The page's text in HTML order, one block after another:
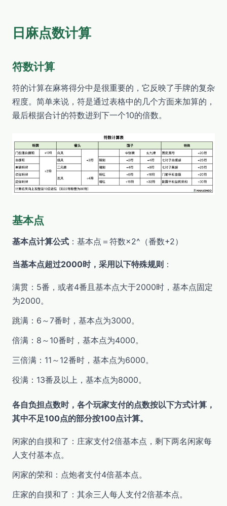
日麻点数计算
符数计算
符的计算在麻将得分中是很重要的，它反映了手牌的复杂
程度。简单来说，符是通过表格中的几个方面来加算的，
最后根据合计的符数进到下一个10的倍数。
基本点
基本点计算公式 ：基本点＝符数×2^（番数+2）
当基本点超过2000时，采用以下特殊规则 ：
满贯：5番，或者4番且基本点大于2000时，基本点固定
为2000。
跳满：6～7番时，基本点为3000。
倍满：8～10番时，基本点为4000。
三倍满：11～12番时，基本点为6000。
役满：13番及以上，基本点为8000。
各自负担点数时，各个玩家支付的点数按以下方式计算，
其中不足100点的部分按100点计算。
闲家的自摸和了：庄家支付2倍基本点，剩下两名闲家每
人支付基本点。
闲家的荣和：点炮者支付4倍基本点。
庄家的自摸和了：其余三人每人支付2倍基本点。